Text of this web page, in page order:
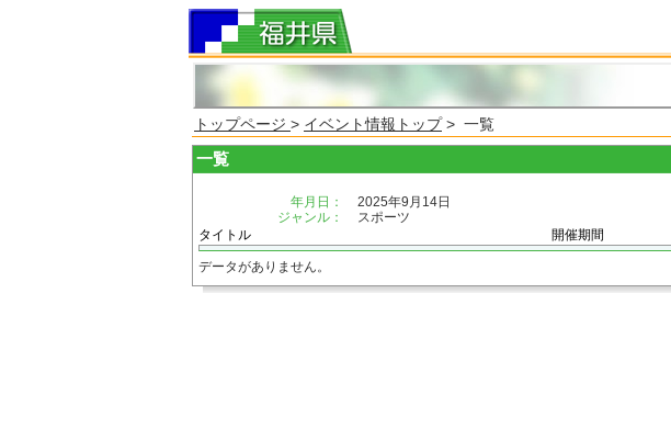
トップページ > イベント情報トップ> 一覧
一覧
年月日：
2025年9月14日
ジャンル：
スポーツ
タイトル
開催期間
データがありません。